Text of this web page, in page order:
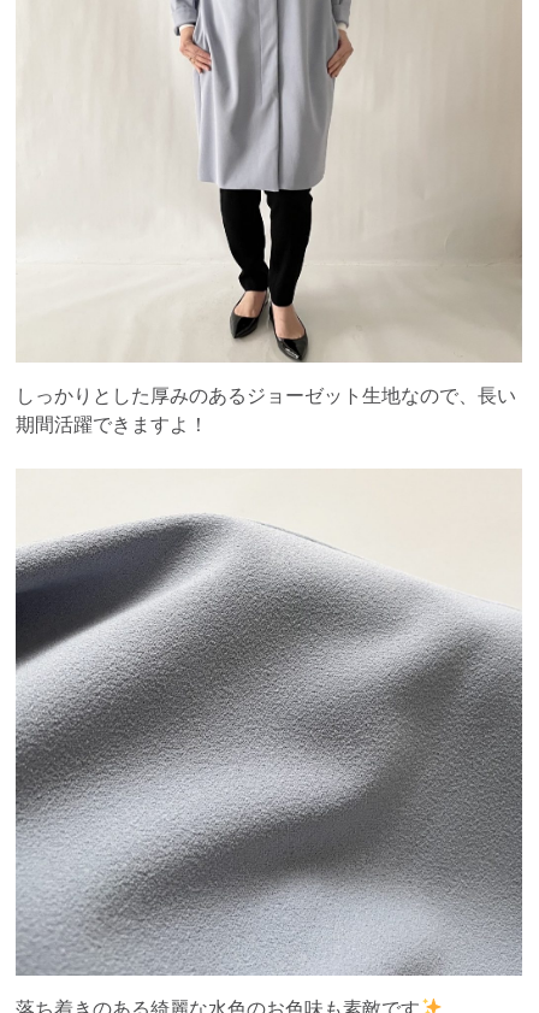
しっかりとした厚みのあるジョーゼット生地なので、長い
期間活躍できますよ！
落ち着きのある綺麗な水色のお色味も素敵です